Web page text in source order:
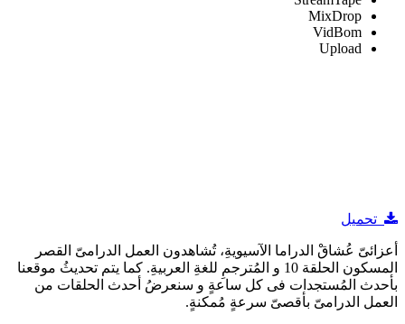
MixDrop
VidBom
Upload
تحميل
أعزائىّ عُشاقْ الدراما الآسيويةِ، تُشاهدون العمل الدرامىّ القصر
المسكون الحلقة 10 و المُترجمِ للغةِ العربيةِ. كما يتم تحديثُ موقعنا
بأحدث المُستجدات فى كل ساعةٍ و سنعرضُ أحدث الحلقات من
العمل الدرامىّ بأقصىّ سرعةٍ مُمكنةٍ.